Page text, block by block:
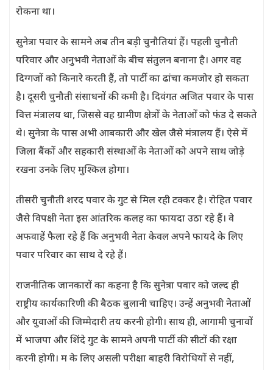
रोकना था।
सुनेत्रा पवार के सामने अब तीन बड़ी चुनौतियां हैं। पहली चुनौती
परिवार और अनुभवी नेताओं के बीच संतुलन बनाना है। अगर वह
दिग्गजों को किनारे करती हैं, तो पार्टी का ढांचा कमजोर हो सकता
है। दूसरी चुनौती संसाधनों की कमी है। दिवंगत अजित पवार के पास
वित्त मंत्रालय था, जिससे वह ग्रामीण क्षेत्रों के नेताओं को फंड दे सकते
थे। सुनेत्रा के पास अभी आबकारी और खेल जैसे मंत्रालय हैं। ऐसे में
जिला बैंकों और सहकारी संस्थाओं के नेताओं को अपने साथ जोड़े
रखना उनके लिए मुश्किल होगा।
तीसरी चुनौती शरद पवार के गुट से मिल रही टक्कर है। रोहित पवार
जैसे विपक्षी नेता इस आंतरिक कलह का फायदा उठा रहे हैं। वे
अफवाहें फैला रहे हैं कि अनुभवी नेता केवल अपने फायदे के लिए
पवार परिवार का साथ दे रहे हैं।
राजनीतिक जानकारों का कहना है कि सुनेत्रा पवार को जल्द ही
राष्ट्रीय कार्यकारिणी की बैठक बुलानी चाहिए। उन्हें अनुभवी नेताओं
और युवाओं की जिम्मेदारी तय करनी होगी। साथ ही, आगामी चुनावों
में भाजपा और शिंदे गुट के सामने अपनी पार्टी की सीटों की रक्षा
करनी होगी। म के लिए असली परीक्षा बाहरी विरोधियों से नहीं,